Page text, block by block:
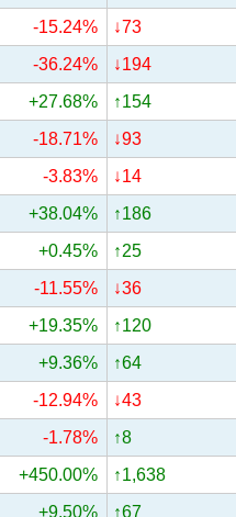
-15.24%
↓73
-36.24%
↓194
+27.68%
↑154
-18.71%
↓93
-3.83%
↓14
+38.04%
↑186
+0.45%
↑25
-11.55%
↓36
+19.35%
↑120
+9.36%
↑64
-12.94%
↓43
-1.78%
↑8
+450.00%
↑1,638
+9.50%
↑67